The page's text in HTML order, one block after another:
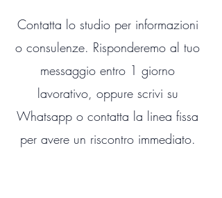
Contatta lo studio per informazioni
o consulenze. Risponderemo al tuo
messaggio entro 1 giorno
lavorativo, oppure scrivi su
Whatsapp o contatta la linea fissa
per avere un riscontro immediato.